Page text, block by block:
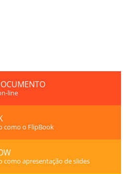
line
como o FlipBook
como apresentação de slides